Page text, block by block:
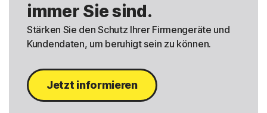
immer Sie sind.
Stärken Sie den Schutz Ihrer Firmengeräte und
Kundendaten, um beruhigt sein zu können.
Jetzt informieren